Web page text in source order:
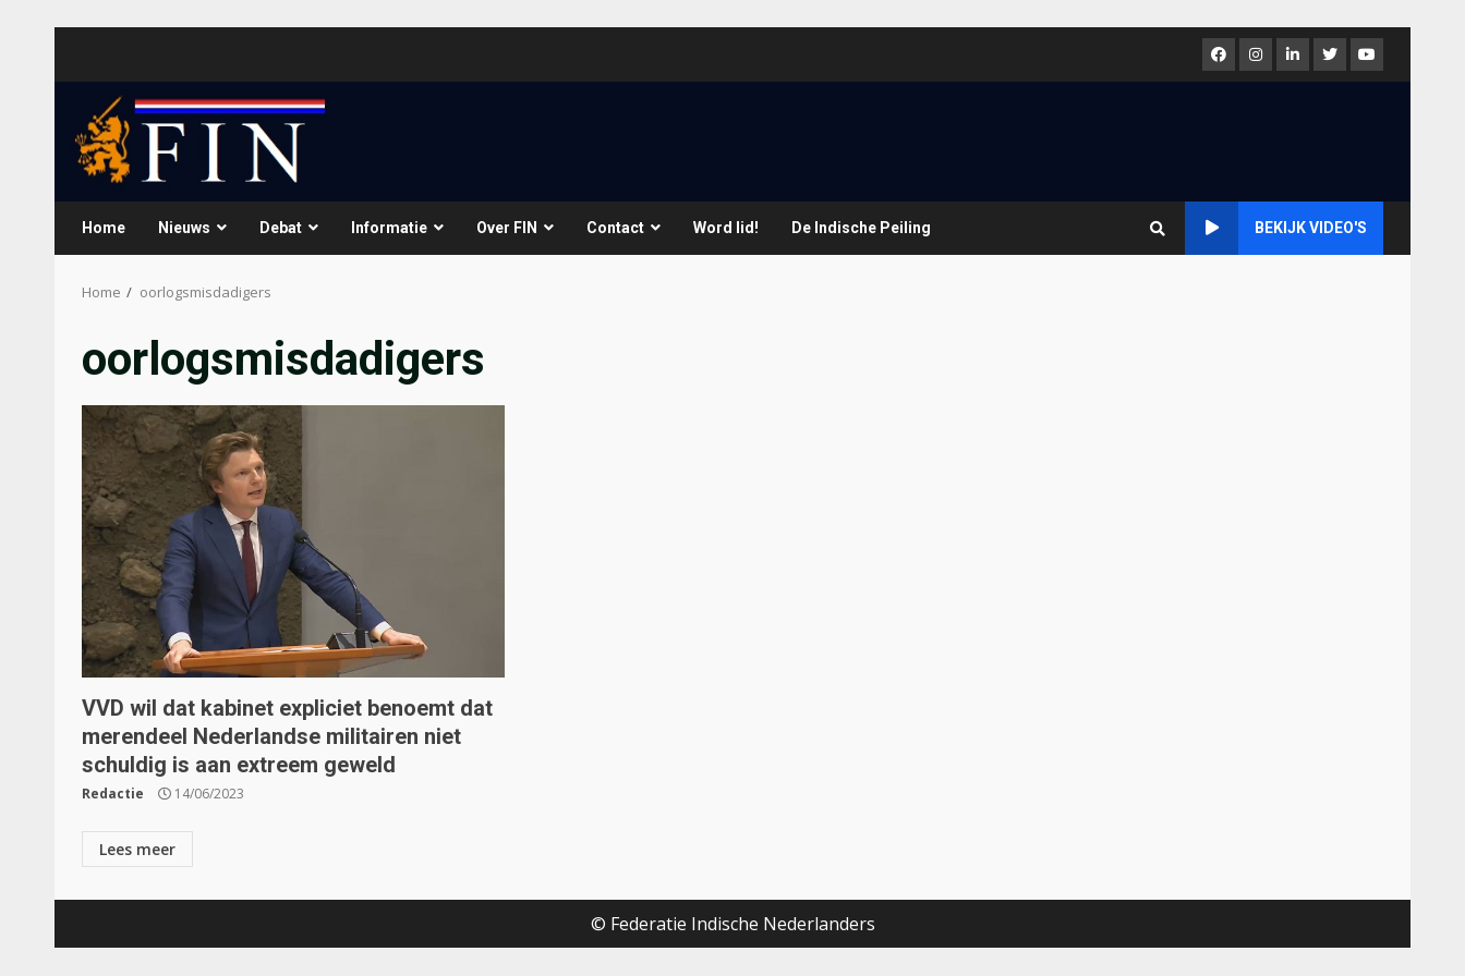
FacebookInstagram
LinkedInTwitterYoutube
Home Nieuws Debat Informatie Over FIN Contact Word lid! De Indische Peiling BEKIJK VIDEO'S
Home oorlogsmisdadigers
oorlogsmisdadigers
VVD wil dat kabinet expliciet benoemt dat
merendeel Nederlandse militairen niet
schuldig is aan extreem geweld
Redactie 14/06/2023
Lees meer
© Federatie Indische Nederlanders